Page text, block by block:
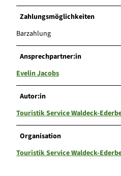
Zahlungsmöglichkeiten
Barzahlung
Ansprechpartner:in
Evelin Jacobs
Autor:in
Touristik Service Waldeck-
Organisation
Touristik Service Waldeck-